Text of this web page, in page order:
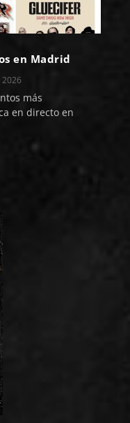
en Madrid
más
en directo en